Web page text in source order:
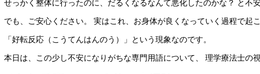
せっかく整体に行ったのに、だるくなるなんて悪化したのかな？ と不
でも、ご安心ください。 実はこれ、お身体が良くなっていく過程で起
「好転反応（こうてんはんのう）」という現象なのです。
本日は、この少し不安になりがちな専門用語について、 理学療法士の